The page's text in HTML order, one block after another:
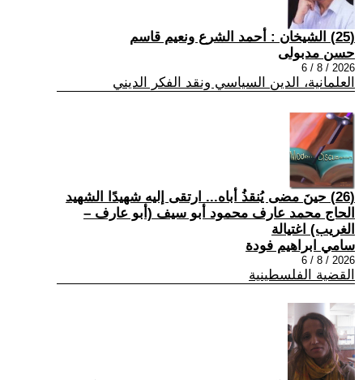
(25) الشيخان : أحمد الشرع ونعيم قاسم
حسن مدبولى
2026 / 8 / 6
العلمانية، الدين السياسي ونقد الفكر الديني
(26) حينَ مضى يُنقذُ أباه... ارتقى إليه شهيدًا الشهيد
الحاج محمد عارف محمود أبو سيف (أبو عارف –
الغريب) اغتيالة
سامي ابراهيم فودة
2026 / 8 / 6
القضية الفلسطينية